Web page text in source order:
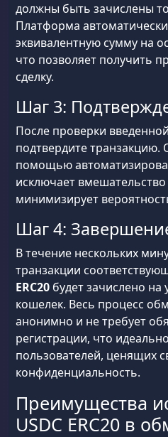
должны быть зачислены
Платформа
эквивалентную сумму на
что позволяет получить
сделку.
Шаг 3:
После проверки
подтвердите транзакцию.
помощью
исключает
минимизирует
Шаг 4:
В течение нескольких
транзакции
ERC20 будет зачислено
кошелек. Весь процесс
анонимно и не требует
регистрации, что
пользователей, ценящих
конфиденциальность.
Преимущества
USDC ERC20 в